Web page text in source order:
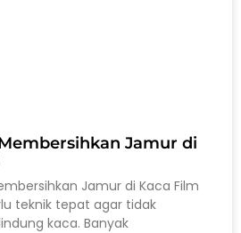
Jamur di
Jamur di Kaca Film
teknik tepat agar tidak
kaca. Banyak